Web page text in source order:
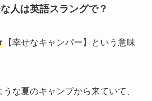
人は英語スラングで？
【幸せなキャンパー】という意味
な夏のキャンプから来ていて、